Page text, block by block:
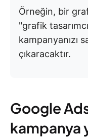
Örneğin, bir
"grafik
kampanyanızı
çıkaracaktır.
Google
kampanya